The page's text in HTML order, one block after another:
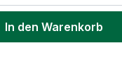
In den Warenkorb